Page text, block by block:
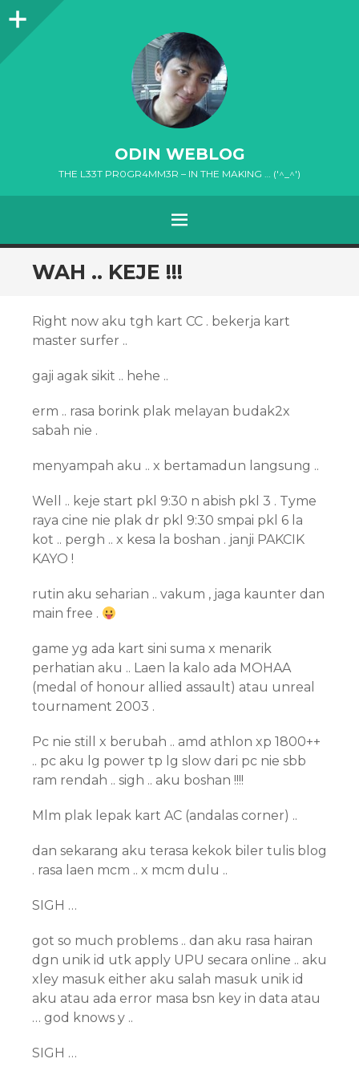
Sidebar
ODIN WEBLOG
THE L33T PR0GR4MM3R – IN THE MAKING … ('^_^')
MENU
SKIP
TO
WAH .. KEJE !!!
Right now aku tgh kart CC . bekerja kart
master surfer ..
gaji agak sikit .. hehe ..
erm .. rasa borink plak melayan budak2x
sabah nie .
menyampah aku .. x bertamadun langsung ..
Well .. keje start pkl 9:30 n abish pkl 3 . Tyme
raya cine nie plak dr pkl 9:30 smpai pkl 6 la
kot .. pergh .. x kesa la boshan . janji PAKCIK
KAYO !
rutin aku seharian .. vakum , jaga kaunter dan
main free .
game yg ada kart sini suma x menarik
perhatian aku .. Laen la kalo ada MOHAA
(medal of honour allied assault) atau unreal
tournament 2003 .
Pc nie still x berubah .. amd athlon xp 1800++
.. pc aku lg power tp lg slow dari pc nie sbb
ram rendah .. sigh .. aku boshan !!!!
Mlm plak lepak kart AC (andalas corner) ..
dan sekarang aku terasa kekok biler tulis blog
. rasa laen mcm .. x mcm dulu ..
SIGH …
got so much problems .. dan aku rasa hairan
dgn unik id utk apply UPU secara online .. aku
xley masuk either aku salah masuk unik id
aku atau ada error masa bsn key in data atau
… god knows y ..
SIGH …